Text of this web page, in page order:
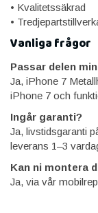
• Kvalitetssäkrad
•
Vanliga frågor
Passar delen
Ja, iPhone 7
iPhone 7 och
Ingår garanti?
Ja, livstidsgaranti
leverans 1–3
Kan ni montera
Ja, via vår